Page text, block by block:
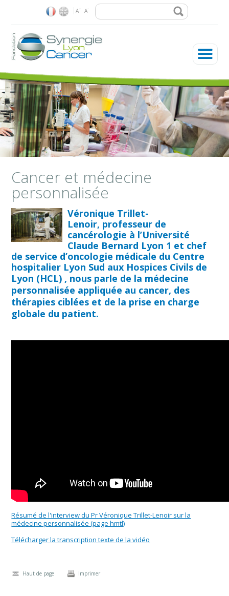
A+ A-
La Fondation
Les enjeux
Nos recherches
Soutenir la Fondation
Cancer et médecine
personnalisée
Véronique Trillet-
Lenoir, professeur de
cancérologie à l’Université
Claude Bernard Lyon 1 et chef
de service d’oncologie médicale du Centre
hospitalier Lyon Sud aux Hospices Civils de
Lyon (HCL) , nous parle de la médecine
personnalisée appliquée au cancer, des
thérapies ciblées et de la prise en charge
globale du patient.
Résumé de l'interview du Pr Véronique Trillet-Lenoir sur la
médecine personnalisée (page hmtl)
Télécharger la transcription texte de la vidéo
Haut de page Imprimer